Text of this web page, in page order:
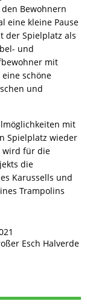
Bewohnern
eine kleine Pause
der Spielplatz als
und
mit
schöne
und
mit
Spielplatz wieder
wird für die
die
Karussells und
Trampolins
Esch Halverde